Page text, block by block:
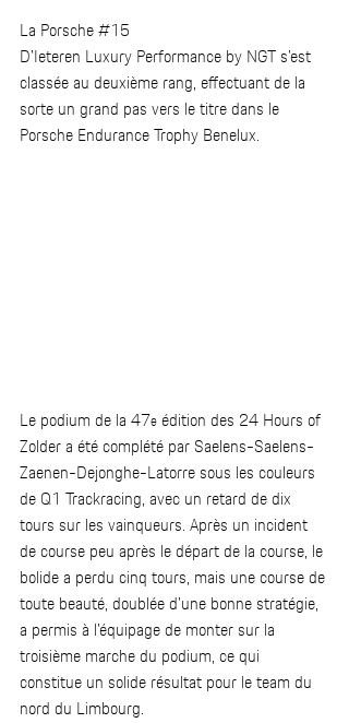
La Porsche #15
D’Ieteren Luxury Performance by NGT s’est
classée au deuxième rang, effectuant de la
sorte un grand pas vers le titre dans le
Porsche Endurance Trophy Benelux.
Le podium de la 47e édition des 24 Hours of
Zolder a été complété par Saelens-Saelens-
Zaenen-Dejonghe-Latorre sous les couleurs
de Q1 Trackracing, avec un retard de dix
tours sur les vainqueurs. Après un incident
de course peu après le départ de la course, le
bolide a perdu cinq tours, mais une course de
toute beauté, doublée d’une bonne stratégie,
a permis à l’équipage de monter sur la
troisième marche du podium, ce qui
constitue un solide résultat pour le team du
nord du Limbourg.